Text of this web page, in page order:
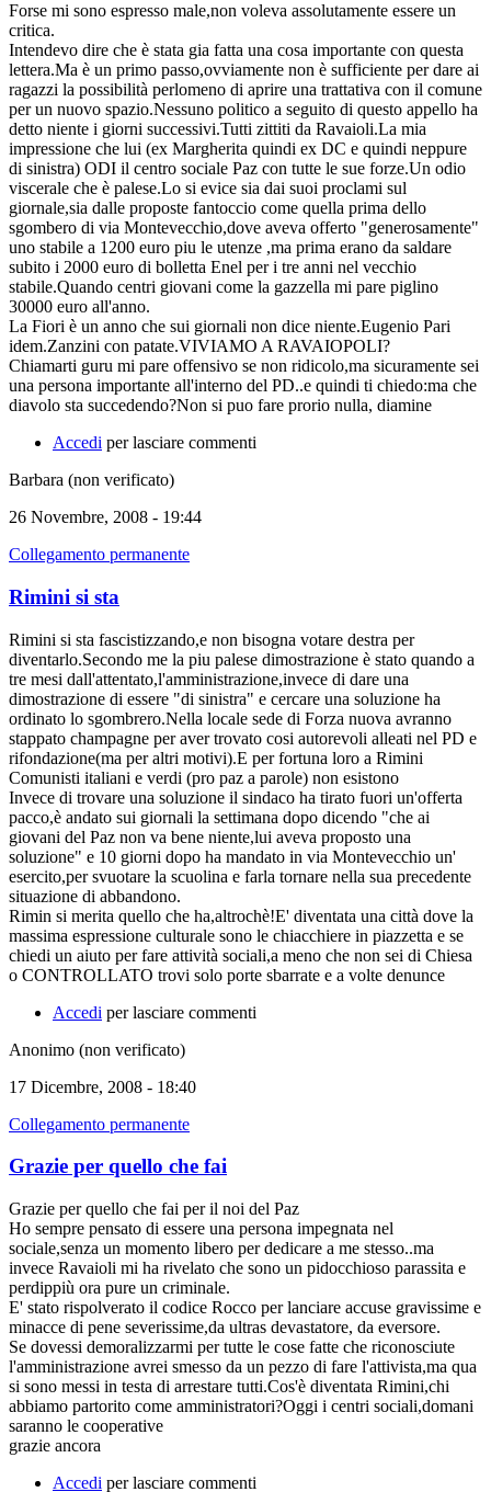
Forse mi sono espresso male,non voleva assolutamente essere un
critica.
Intendevo dire che è stata gia fatta una cosa importante con questa
lettera.Ma è un primo passo,ovviamente non è sufficiente per dare ai
ragazzi la possibilità perlomeno di aprire una trattativa con il comune
per un nuovo spazio.Nessuno politico a seguito di questo appello ha
detto niente i giorni successivi.Tutti zittiti da Ravaioli.La mia
impressione che lui (ex Margherita quindi ex DC e quindi neppure
di sinistra) ODI il centro sociale Paz con tutte le sue forze.Un odio
viscerale che è palese.Lo si evice sia dai suoi proclami sul
giornale,sia dalle proposte fantoccio come quella prima dello
sgombero di via Montevecchio,dove aveva offerto "generosamente"
uno stabile a 1200 euro piu le utenze ,ma prima erano da saldare
subito i 2000 euro di bolletta Enel per i tre anni nel vecchio
stabile.Quando centri giovani come la gazzella mi pare piglino
30000 euro all'anno.
La Fiori è un anno che sui giornali non dice niente.Eugenio Pari
idem.Zanzini con patate.VIVIAMO A RAVAIOPOLI?
Chiamarti guru mi pare offensivo se non ridicolo,ma sicuramente sei
una persona importante all'interno del PD..e quindi ti chiedo:ma che
diavolo sta succedendo?Non si puo fare prorio nulla, diamine
Accedi per lasciare commenti
Barbara (non verificato)
26 Novembre, 2008 - 19:44
Collegamento permanente
Rimini si sta
Rimini si sta fascistizzando,e non bisogna votare destra per
diventarlo.Secondo me la piu palese dimostrazione è stato quando a
tre mesi dall'attentato,l'amministrazione,invece di dare una
dimostrazione di essere "di sinistra" e cercare una soluzione ha
ordinato lo sgombrero.Nella locale sede di Forza nuova avranno
stappato champagne per aver trovato cosi autorevoli alleati nel PD e
rifondazione(ma per altri motivi).E per fortuna loro a Rimini
Comunisti italiani e verdi (pro paz a parole) non esistono
Invece di trovare una soluzione il sindaco ha tirato fuori un'offerta
pacco,è andato sui giornali la settimana dopo dicendo "che ai
giovani del Paz non va bene niente,lui aveva proposto una
soluzione" e 10 giorni dopo ha mandato in via Montevecchio un'
esercito,per svuotare la scuolina e farla tornare nella sua precedente
situazione di abbandono.
Rimin si merita quello che ha,altrochè!E' diventata una città dove la
massima espressione culturale sono le chiacchiere in piazzetta e se
chiedi un aiuto per fare attività sociali,a meno che non sei di Chiesa
o CONTROLLATO trovi solo porte sbarrate e a volte denunce
Accedi per lasciare commenti
Anonimo (non verificato)
17 Dicembre, 2008 - 18:40
Collegamento permanente
Grazie per quello che fai
Grazie per quello che fai per il noi del Paz
Ho sempre pensato di essere una persona impegnata nel
sociale,senza un momento libero per dedicare a me stesso..ma
invece Ravaioli mi ha rivelato che sono un pidocchioso parassita e
perdippiù ora pure un criminale.
E' stato rispolverato il codice Rocco per lanciare accuse gravissime e
minacce di pene severissime,da ultras devastatore, da eversore.
Se dovessi demoralizzarmi per tutte le cose fatte che riconosciute
l'amministrazione avrei smesso da un pezzo di fare l'attivista,ma qua
si sono messi in testa di arrestare tutti.Cos'è diventata Rimini,chi
abbiamo partorito come amministratori?Oggi i centri sociali,domani
saranno le cooperative
grazie ancora
Accedi per lasciare commenti